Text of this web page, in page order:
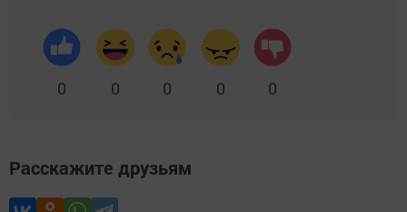
0 0 0 0 0
Расскажите друзьям